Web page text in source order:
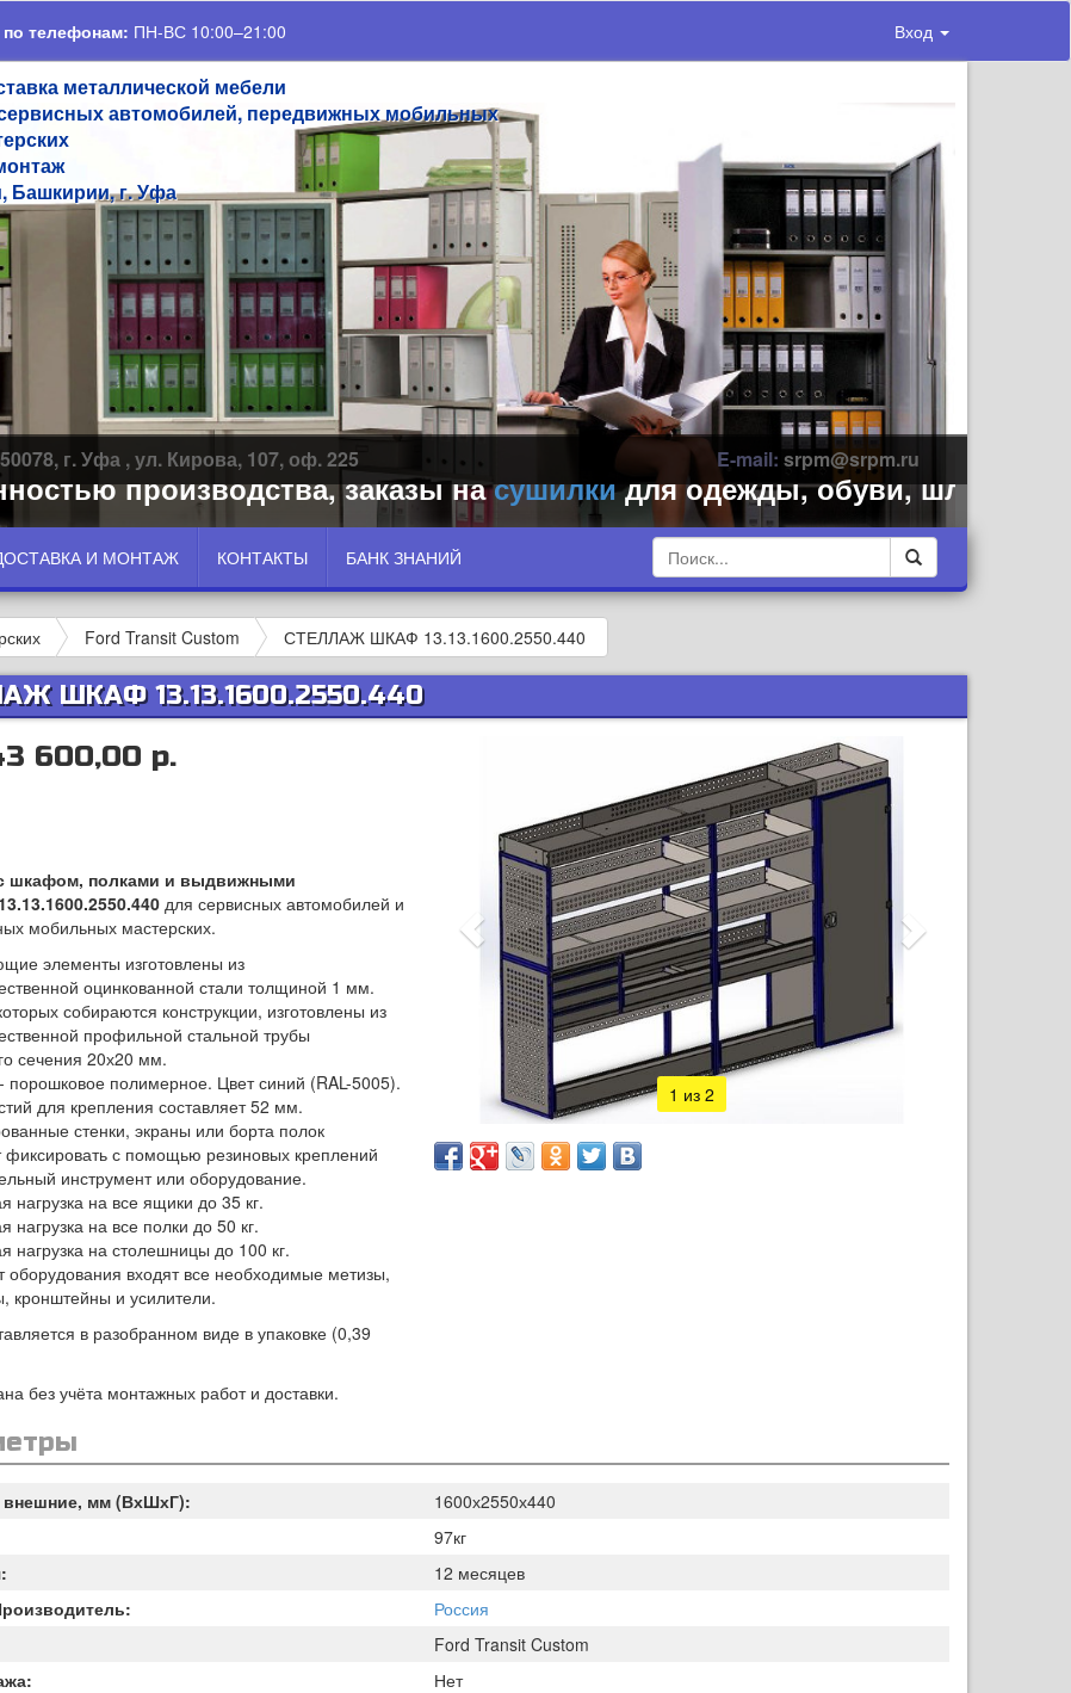
по телефонам: ПН-ВС 10:00–21:00 Вход
металлической мебели
автомобилей, передвижных мобильных
Башкирии, г. Уфа
E-mail: srpm@srpm.ru
г. Уфа , ул. Кирова, 107, оф. 225
производства, заказы насушилкидля одежды, обуви, шлемов,
И МОНТАЖ КОНТАКТЫ БАНК ЗНАНИЙ
Ford Transit Custom СТЕЛЛАЖ ШКАФ 13.13.1600.2550.440
ШКАФ 13.13.1600.2550.440
1 из 2
600,00 р.
шкафом, полками и выдвижными
для сервисных автомобилей и
мобильных мастерских.
элементы изготовлены из
оцинкованной стали толщиной 1 мм.
собираются конструкции, изготовлены из
профильной стальной трубы
сечения 20х20 мм.
порошковое полимерное. Цвет синий (RAL-5005).
для крепления составляет 52 мм.
стенки, экраны или борта полок
фиксировать с помощью резиновых креплений
инструмент или оборудование.
нагрузка на все ящики до 35 кг.
нагрузка на все полки до 50 кг.
нагрузка на столешницы до 100 кг.
оборудования входят все необходимые метизы,
кронштейны и усилители.
в разобранном виде в упаковке (0,39
без учёта монтажных работ и доставки.
мм (ВхШхГ):
1600х2550х440
97кг
12 месяцев
Россия
Ford Transit Custom
Нет